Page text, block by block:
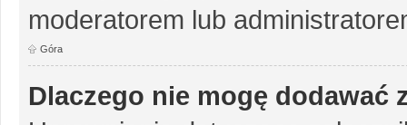
moderatorem lub
Góra
Dlaczego nie mogę dodawać